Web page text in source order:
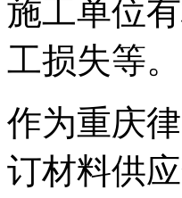
施工单位
工损失等。
作为重庆
订材料供